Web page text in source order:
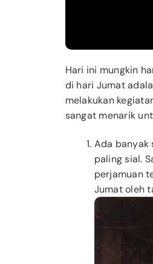
Hari ini mungkin
di hari Jumat
melakukan
sangat menarik
Ada banyak
paling sial.
perjamuan
Jumat oleh